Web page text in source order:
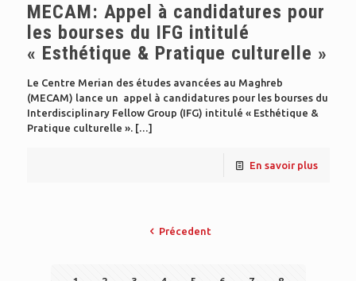
MECAM: Appel à candidatures pour
les bourses du IFG intitulé
« Esthétique & Pratique culturelle »
Le Centre Merian des études avancées au Maghreb
(MECAM) lance un appel à candidatures pour les bourses du
Interdisciplinary Fellow Group (IFG) intitulé « Esthétique &
Pratique culturelle ».[…]
En savoir plus
Précedent